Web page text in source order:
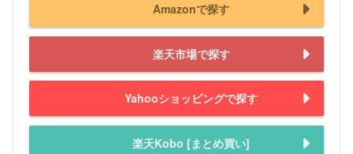
Amazonで探す
楽天市場で探す
Yahooショッピングで探す
楽天Kobo [まとめ買い]